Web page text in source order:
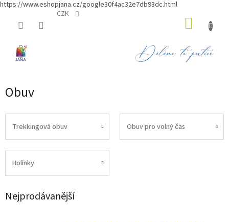
https://www.eshopjana.cz/google30f4ac32e7db93dc.html
CZK
Obuv
Trekkingová obuv Obuv pro volný čas
Holínky
Nejprodávanější